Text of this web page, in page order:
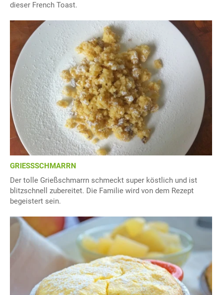
dieser French Toast.
GRIESSSCHMARRN
Der tolle Grießschmarrn schmeckt super köstlich und ist
blitzschnell zubereitet. Die Familie wird von dem Rezept
begeistert sein.